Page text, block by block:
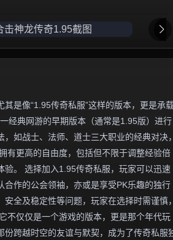
是像“1.95传奇私服”这样的版本，更是承
经典网游的早期版本（通常是1.95版）进行
如战士、法师、道士三大职业的经典对决，
有更高的自由度，包括但不限于调整经验倍
。 选择加入1.95传奇私服，玩家可以迅速
作的公会领袖，亦或是享受PK乐趣的独行
全及稳定性等问题，玩家在选择时需谨慎，
不仅仅是一个游戏的版本，更是那个年代玩
跨越时空的友谊与默契，成为了传奇私服